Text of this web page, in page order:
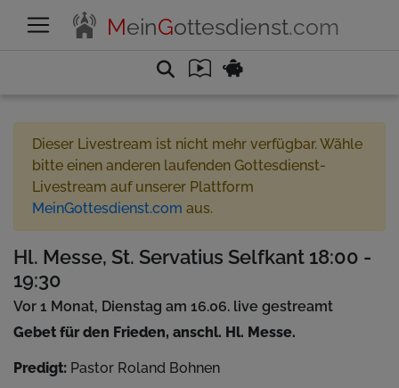
MeinGottesdienst.com
Dieser Livestream ist nicht mehr verfügbar. Wähle
bitte einen anderen laufenden Gottesdienst-
Livestream auf unserer Plattform
MeinGottesdienst.com aus.
Hl. Messe, St. Servatius Selfkant 18:00 -
19:30
Vor 1 Monat, Dienstag am 16.06. live gestreamt
Gebet für den Frieden, anschl. Hl. Messe.
Predigt: Pastor Roland Bohnen